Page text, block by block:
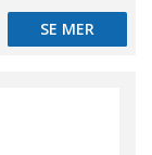
SE MER
SE MER